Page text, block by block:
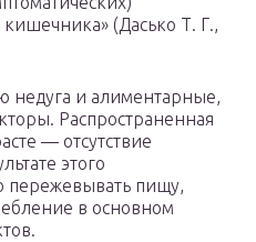
(Дасько Т. Г.,
недуга и алиментарные,
Распространенная
— отсутствие
этого
пережевывать пищу,
в основном